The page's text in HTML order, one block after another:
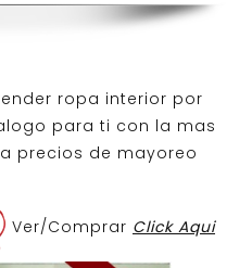
ropa interior por
para ti con la mas
precios de mayoreo
Ver/Comprar Click Aqui